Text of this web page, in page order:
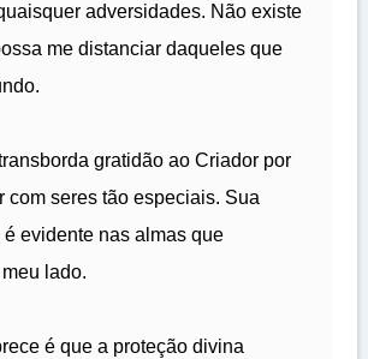
adversidades. Não existe
me distanciar daqueles que
gratidão ao Criador por
com seres tão especiais. Sua
evidente nas almas que
lado.
é que a proteção divina